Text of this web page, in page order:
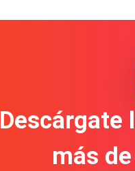
Descárgate
más